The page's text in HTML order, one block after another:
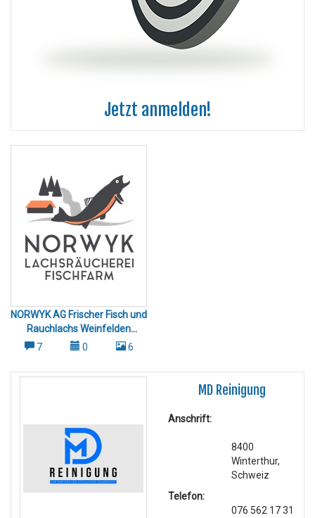
Jetzt anmelden!
NORWYK AG Frischer Fisch und
Rauchlachs Weinfelden
Thurgau
7 0 6
MD Reinigung
Anschrift:
8400
Winterthur,
Schweiz
Telefon:
076 562 17 31